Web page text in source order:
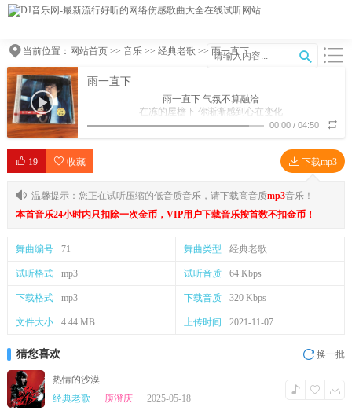
当前位置： 网站首页>> 音乐>> 经典老歌 >> 雨一直下
雨一直下
雨一直下 气氛不算融洽
在冻的屋檐下 你渐渐感到心在变化
你爱着他也许也带着恨吧
青春耗了一大半
为何当初那么傻 还一心想要嫁给他
就是爱到深处才忍他
就是爱到深处才由他
难道忘了爱他的伤
雨一直下 气氛不算融洽
不可思议吧 梦在瞬间碰荡
碎了心也要放得下
00:00 /04:50
19 收藏 下载mp3
温馨提示：您正在试听压缩的低音质音乐，请下载高音质mp3音乐！
本首音乐24小时内只扣除一次金币，VIP用户下载音乐按首数不扣金币！
舞曲编号 71 舞曲类型 经典老歌
试听格式 mp3 试听音质 64 Kbps
下载格式 mp3 下载音质 320 Kbps
文件大小 4.44 MB 上传时间 2021-11-07
猜您喜欢 换一批
热情的沙漠
经典老歌
庾澄庆 2025-05-18